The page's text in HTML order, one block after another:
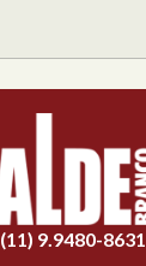
(11) 9.9480-8631